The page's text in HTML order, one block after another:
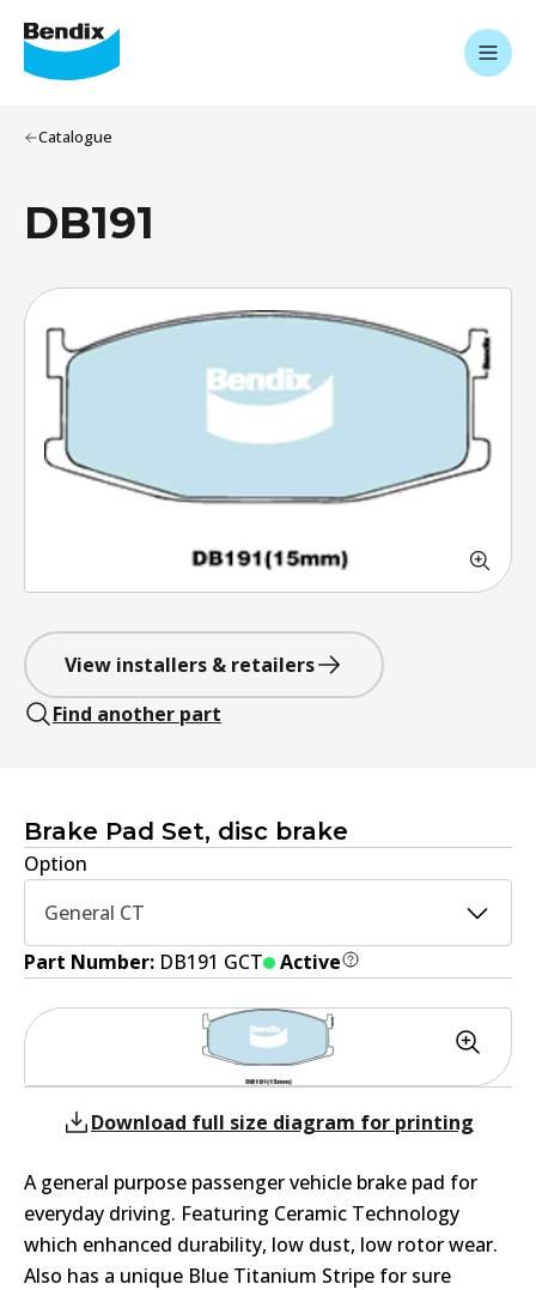
Catalogue
DB191
View installers & retailers
Find another part
Brake Pad Set, disc brake
Option
General CT
Part Number: DB191 GCT Active
Download full size diagram for printing
A general purpose passenger vehicle brake pad for
everyday driving. Featuring Ceramic Technology
which enhanced durability, low dust, low rotor wear.
Also has a unique Blue Titanium Stripe for sure